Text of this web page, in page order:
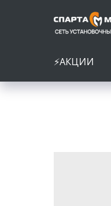
⚡АКЦИИ